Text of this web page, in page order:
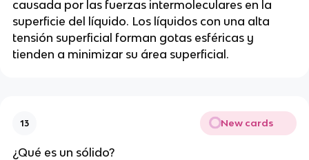
causada por las fuerzas intermoleculares en la
superficie del líquido. Los líquidos con una alta
tensión superficial forman gotas esféricas y
tienden a minimizar su área superficial.
13 New cards
¿Qué es un sólido?